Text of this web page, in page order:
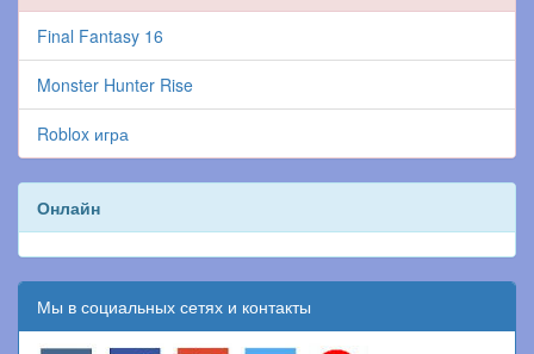
Final Fantasy 16
Monster Hunter Rise
Roblox игра
Онлайн
Мы в социальных сетях и контакты